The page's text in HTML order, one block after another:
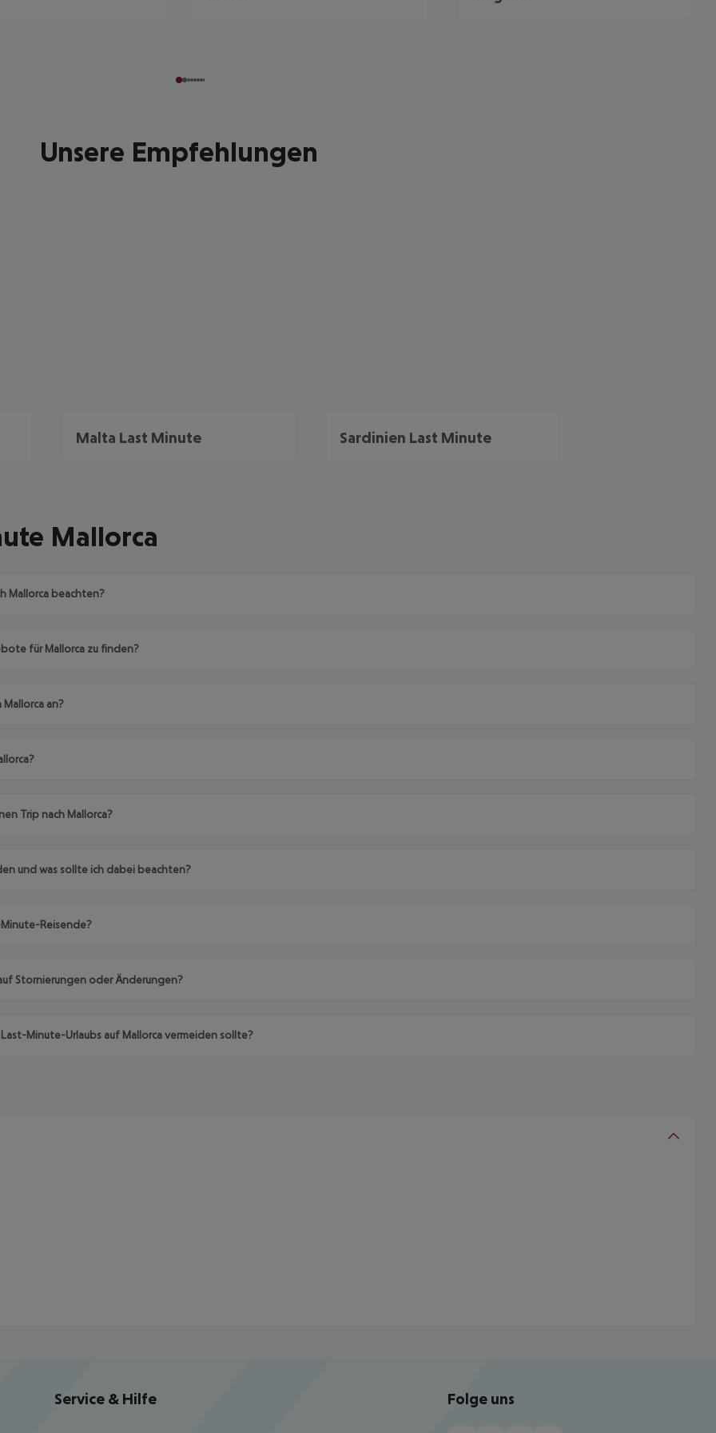
Unsere Empfehlungen
Malta Last Minute Sardinien Last Minute
Mallorca
Mallorca beachten?
für Mallorca zu finden?
an?
Trip nach Mallorca?
und was sollte ich dabei beachten?
Reisende?
Stornierungen oder Änderungen?
Minute-Urlaubs auf Mallorca vermeiden sollte?
Service & Hilfe Folge uns